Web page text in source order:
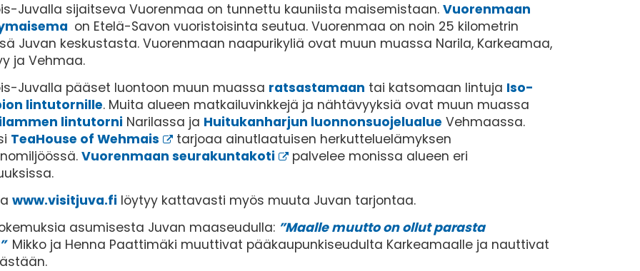
Juvalla sijaitseva Vuorenmaa on tunnettu kauniista maisemistaan. Vuorenmaan
on Etelä-Savon vuoristoisinta seutua. Vuorenmaa on noin 25 kilometrin
Juvan keskustasta. Vuorenmaan naapurikyliä ovat muun muassa Narila, Karkeamaa,
ja Vehmaa.
Juvalla pääset luontoon muun muassa ratsastamaan tai katsomaan lintuja Iso-
lintutornille. Muita alueen matkailuvinkkejä ja nähtävyyksiä ovat muun muassa
lintutorni Narilassa ja Huitukanharjun luonnonsuojelualue Vehmaassa.
TeaHouse of Wehmais
tarjoaa ainutlaatuisen herkutteluelämyksen
Vuorenmaan seurakuntakoti
palvelee monissa alueen eri
www.visitjuva.fi löytyy kattavasti myös muuta Juvan tarjontaa.
asumisesta Juvan maaseudulla: ”Maalle muutto on ollut parasta
Mikko ja Henna Paattimäki muuttivat pääkaupunkiseudulta Karkeamaalle ja nauttivat